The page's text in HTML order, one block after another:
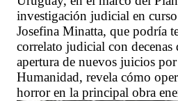
investigación judicial en
Josefina Minatta, que podría
correlato judicial con
apertura de nuevos juicios
Humanidad, revela cómo
horror en la principal obra